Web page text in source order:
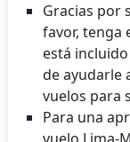
Gracias por
favor, tenga
está
de ayudarle
vuelos para
Para una